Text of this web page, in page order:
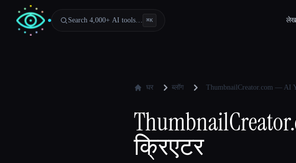
Search 4,000+ AI tools… ⌘K
घर ब्लॉग ThumbnailCreator.com — AI
क्रिएटर